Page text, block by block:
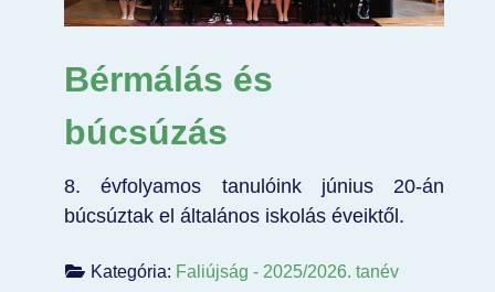
Bérmálás és
búcsúzás
8. évfolyamos tanulóink június 20-án
búcsúztak el általános iskolás éveiktől.
Kategória: Faliújság - 2025/2026. tanév